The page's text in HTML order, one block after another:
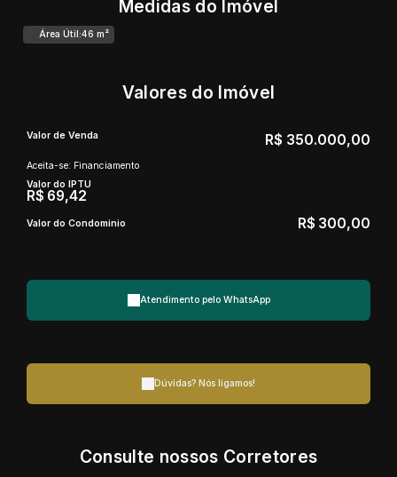
Medidas do Imóvel
Área Útil:46 m²
Valores do Imóvel
R$ 350.000,00
Valor de Venda
Aceita-se: Financiamento
Valor do IPTU
R$ 69,42
Valor do Condominio R$ 300,00
Atendimento pelo WhatsApp
Dúvidas? Nós ligamos!
Consulte nossos Corretores